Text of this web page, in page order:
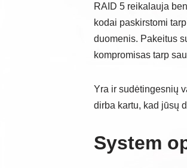
RAID 5 reikalauja
kodai paskirstomi
duomenis. Pakeitus
kompromisas tarp
Yra ir sudėtingesnių
dirba kartu, kad jūsų
System